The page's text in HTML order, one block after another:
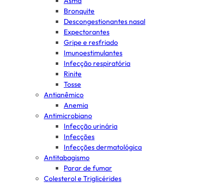
Bronquite
Descongestionantes nasal
Expectorantes
Gripe e resfriado
Imunoestimulantes
Infecção respiratória
Rinite
Tosse
Antianêmico
Anemia
Antimicrobiano
Infecção urinária
Infecções
Infecções dermatológica
Antitabagismo
Parar de fumar
Colesterol e Triglicérides